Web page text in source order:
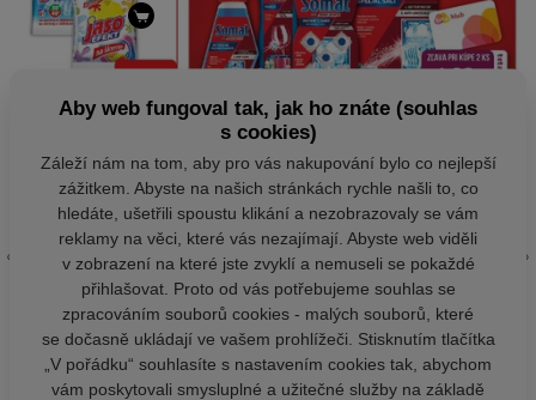
Aby web fungoval tak, jak ho znáte (souhlas
s cookies)
Záleží nám na tom, aby pro vás nakupování bylo co nejlepší
zážitkem. Abyste na našich stránkách rychle našli to, co
hledáte, ušetřili spoustu klikání a nezobrazovaly se vám
reklamy na věci, které vás nezajímají. Abyste web viděli
v zobrazení na které jste zvyklí a nemuseli se pokaždé
přihlašovat. Proto od vás potřebujeme souhlas se
zpracováním souborů cookies - malých souborů, které
se dočasně ukládají ve vašem prohlížeči. Stisknutím tlačítka
„V pořádku“ souhlasíte s nastavením cookies tak, abychom
vám poskytovali smysluplné a užitečné služby na základě